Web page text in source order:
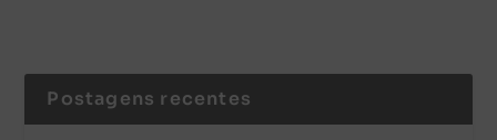
Postagens recentes